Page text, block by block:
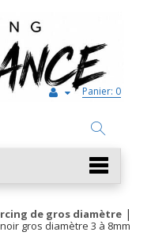
Panier: 0
de gros diamètre
gros diamètre 3 à 8mm